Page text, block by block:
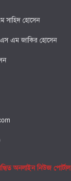
সাহিদ হোসেন
এম জাকির হোসেন
অনলাইন নিউজ পোর্টাল